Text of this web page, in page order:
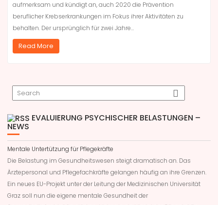
aufmerksam und kündigt an, auch 2020 die Prävention
beruflicher Krebserkrankungen im Fokus ihrer Aktivitäten zu
behalten. Der ursprünglich für zwei Jahre…
Read More
EVALUIERUNG PSYCHISCHER BELASTUNGEN –
NEWS
Mentale Untertützung für Pflegekräfte
Die Belastung im Gesundheitswesen steigt dramatisch an. Das
Ärztepersonal und Pflegefachkräfte gelangen häufig an ihre Grenzen.
Ein neues EU-Projekt unter der Leitung der Medizinischen Universität
Graz soll nun die eigene mentale Gesundheit der